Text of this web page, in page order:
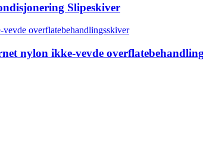
Slipeskiver
nylon ikke-vevde